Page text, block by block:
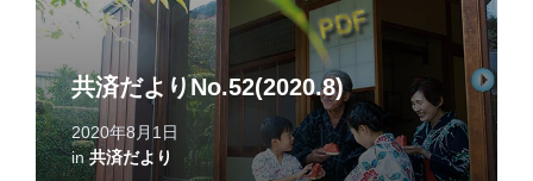
共済だよりNo.52(2020.8)
2020年8月1日
in共済だより